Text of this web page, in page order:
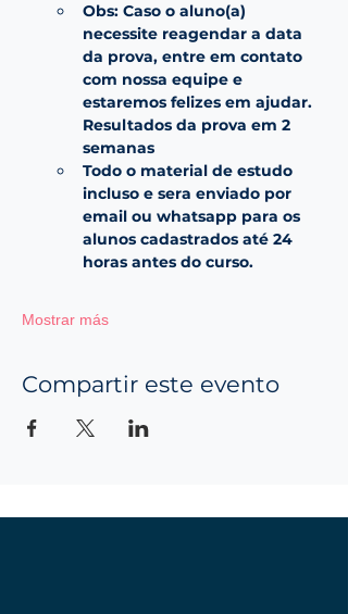
Obs: Caso o aluno(a)
necessite reagendar a data
da prova, entre em contato
com nossa equipe e
estaremos felizes em ajudar.
Resultados da prova em 2
semanas
Todo o material de estudo
incluso e sera enviado por
email ou whatsapp para os
alunos cadastrados até 24
horas antes do curso.
Mostrar más
Compartir este evento